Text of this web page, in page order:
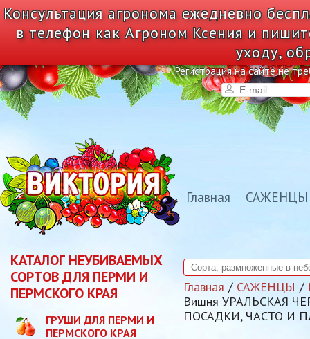
Консультация агронома ежедневно
в телефон как Агроном Ксения и
уходу,
Регистрация на сайте не
Главная САЖЕНЦЫ
КАТАЛОГ НЕУБИВАЕМЫХ
СОРТОВ ДЛЯ ПЕРМИ И
ПЕРМСКОГО КРАЯ
ГРУШИ ДЛЯ ПЕРМИ И
ПЕРМСКОГО КРАЯ
Главная САЖЕНЦЫ
Вишня УРАЛЬСКАЯ
ПОСАДКИ, ЧАСТО И